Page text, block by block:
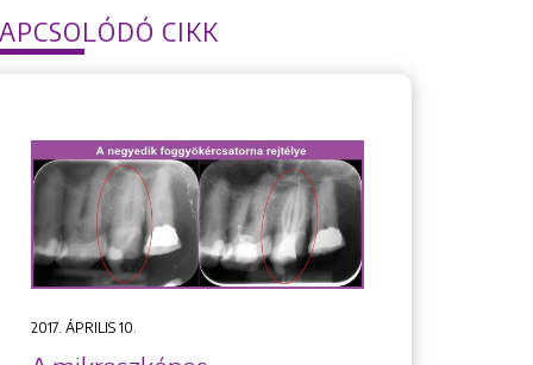
CIKK
2017. ÁPRILIS 10.